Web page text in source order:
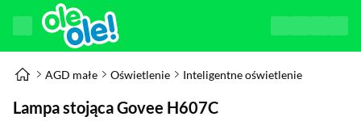
AGD małe Oświetlenie Inteligentne oświetlenie
Lampa stojąca Govee H607C